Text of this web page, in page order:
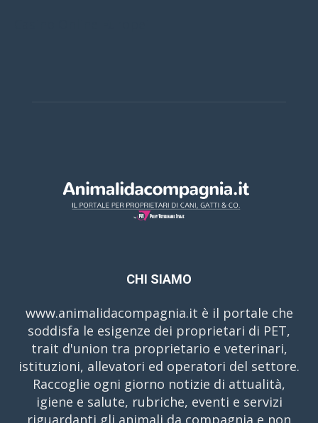
CHI SIAMO
www.animalidacompagnia.it è il portale che
soddisfa le esigenze dei proprietari di PET,
trait d'union tra proprietario e veterinari,
istituzioni, allevatori ed operatori del settore.
Raccoglie ogni giorno notizie di attualità,
igiene e salute, rubriche, eventi e servizi
riguardanti gli animali da compagnia e non